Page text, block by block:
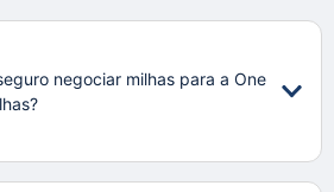
negociar milhas para a One